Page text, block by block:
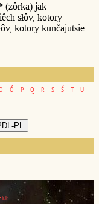
(zôrka) jak
słôv, kotory
kotory kunčajutsie
Ó P Q R S Ś T
U